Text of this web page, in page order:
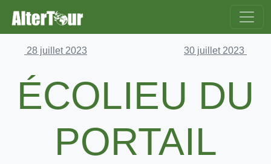
28 juillet 2023 30 juillet 2023
ÉCOLIEU DU
PORTAIL